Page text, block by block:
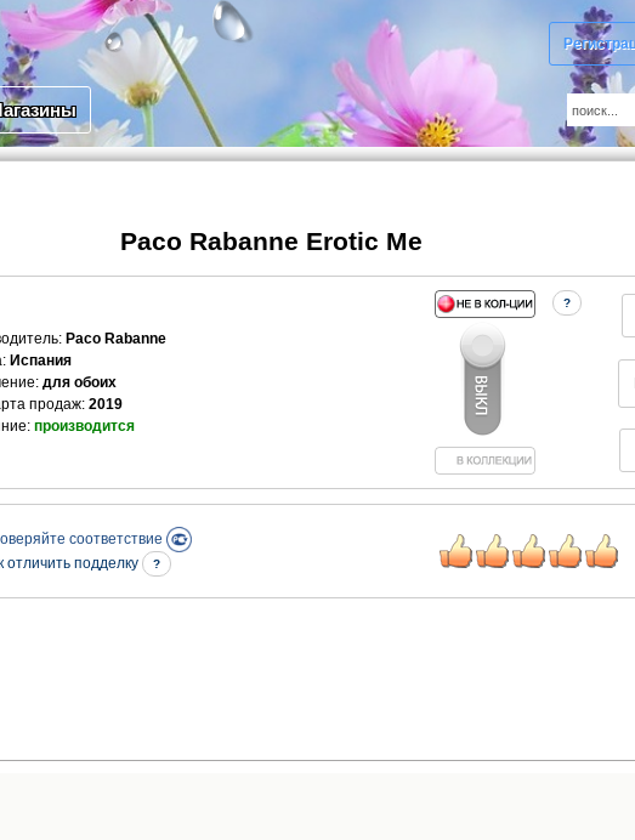
Paco Rabanne Erotic Me
: Paco Rabanne
Испания
для обоих
продаж: 2019
производится
?
соответствие
отличить подделку
?